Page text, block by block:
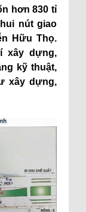
hơn 830 tỉ
nút giao
Hữu Thọ.
xây dựng,
kỹ thuật,
xây dựng,